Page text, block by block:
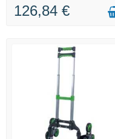
126,84 €